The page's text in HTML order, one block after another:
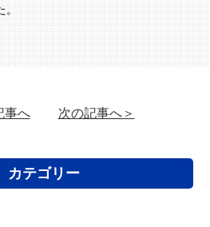
事へ 次の記事へ＞
カテゴリー